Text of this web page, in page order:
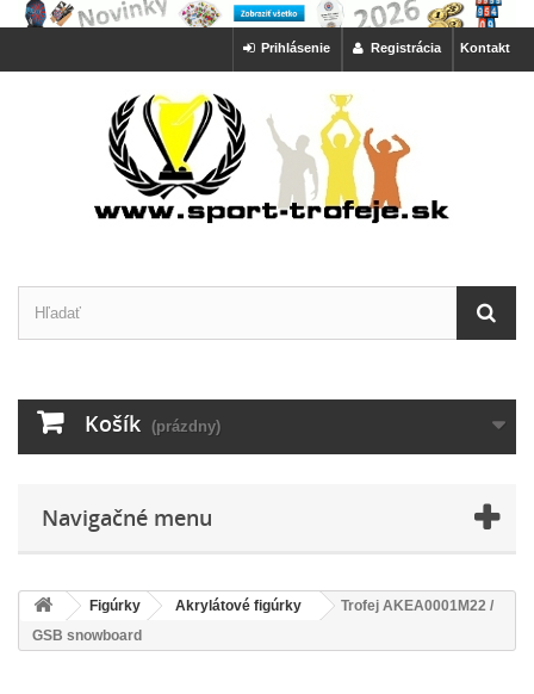
Kontakt
Registrácia
Prihlásenie
Košík (prázdny)
Navigačné menu
Figúrky Akrylátové figúrky
Trofej AKEA0001M22 /
GSB snowboard